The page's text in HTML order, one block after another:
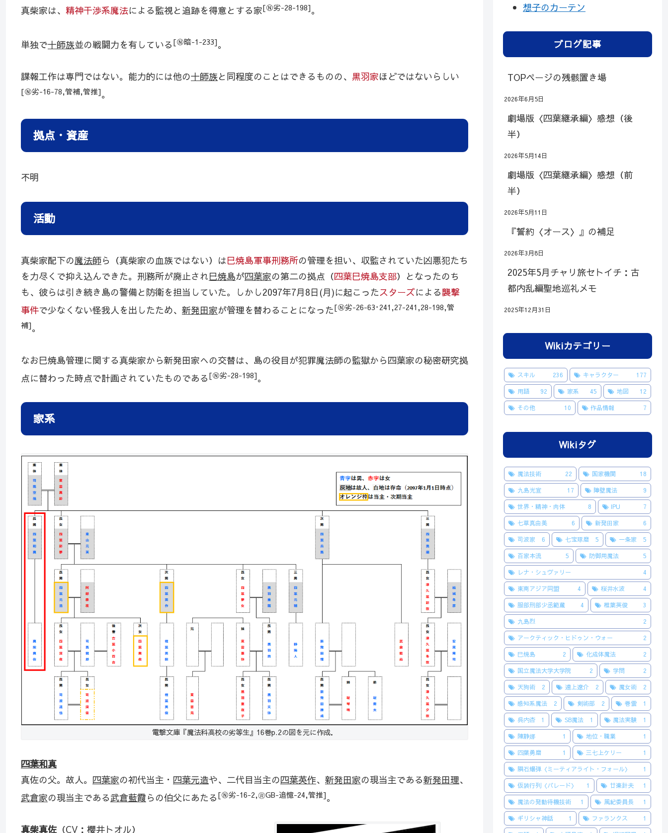
真柴家は、 精神干渉系魔法による監視と追跡を得意とする家[Ⓝ劣-28-198]。
単独で十師族並の戦闘力を有している[Ⓝ暗-1-233]。
諜報工作は専門ではない。能力的には他の十師族と同程度のことはできるものの、 黒羽家ほどではないらしい
[Ⓝ劣-16-78,管補,管推]。
拠点・資産
不明
活動
真柴家配下の魔法師ら（真柴家の血族ではない）は巳焼島軍事刑務所の管理を担い、収監されていた凶悪犯たち
を力尽くで抑え込んできた。刑務所が廃止され巳焼島が四葉家の第二の拠点（四葉巳焼島支部）となったのち
も、彼らは引き続き島の警備と防衛を担当していた。しかし2097年7月8日(月)に起こったスターズによる襲撃
事件で少なくない怪我人を出したため、 新発田家が管理を替わることになった[Ⓝ劣-26-63･241,27-241,28-198,管
補]。
なお巳焼島管理に関する真柴家から新発田家への交替は、島の役目が犯罪魔法師の監獄から四葉家の秘密研究拠
点に替わった時点で計画されていたものである[Ⓝ劣-28-198]。
家系
電撃文庫『魔法科高校の劣等生』16巻p.2の図を元に作成．
四葉和真
真佐の父。故人。 四葉家の初代当主・ 四葉元造や、二代目当主の四葉英作、 新発田家の現当主である新発田理、
武倉家の現当主である武倉藍霞らの伯父にあたる[Ⓝ劣-16-2,㊮GB-追憶-24,管推]。
真柴真佐 （CV：櫻井トオル）
想子のカーテン
ブログ記事
TOPページの残骸置き場
2026年6月5日
劇場版〈四葉継承編〉感想（後
半）
2026年5月14日
劇場版〈四葉継承編〉感想（前
半）
2026年5月11日
『誓約〈オース〉』の補足
2026年3月8日
2025年5月チャリ旅セトイチ：古
都内乱編聖地巡礼メモ
2025年12月31日
Wikiカテゴリー
スキル 236 キャラクター 177
用語 92 家系 45 地図 12
その他 10 作品情報 7
Wikiタグ
魔法技術 22 国家機関 18
九島光宣 17 障壁魔法 9
世界・精神・肉体 8 IPU 7
七草真由美 6 新発田家 6
司波家 6 七宝琢磨 5 一条家 5
百家本流 5 防御用魔法 5
レナ・シュヴァリー 4
東南アジア同盟 4 桜井水波 4
服部刑部少丞範蔵 4 椎葉英俊 3
九島烈 2
アークティック・ヒドゥン・ウォー 2
巳焼島 2 化成体魔法 2
国立魔法大学大学院 2 学問 2
天狗術 2 遠上遼介 2 魔女術 2
感知系魔法 2 剣術部 2 巻雲 1
呉内杏 1 SB魔法 1 魔法実験 1
陳静娜 1 地位・職業 1
四葉勇磨 1 三七上ケリー 1
隕石爆弾〈ミーティアライト・フォール〉 1
仮装行列〈パレード〉 1 廿楽計夫 1
魔法の発動待機技術 1 風紀委員長 1
ギリシャ神話 1 ファランクス 1